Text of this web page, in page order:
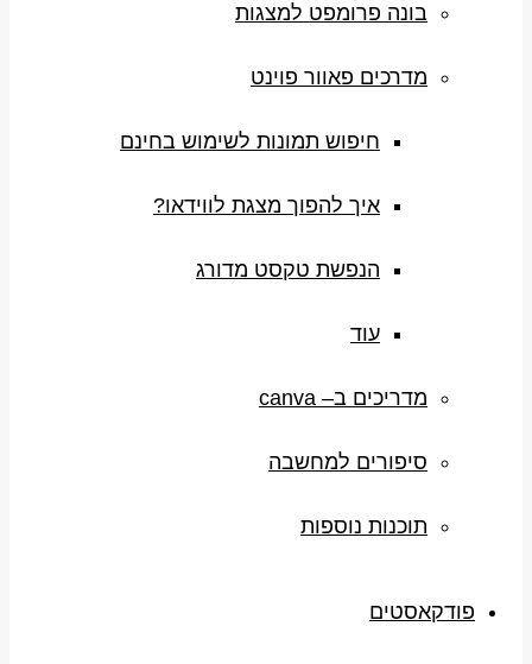
בונה פרומפט למצגות
מדרכים פאוור פוינט
חיפוש תמונות לשימוש בחינם
איך להפוך מצגת לווידאו?
הנפשת טקסט מדורג
עוד
מדריכים ב– canva
סיפורים למחשבה
תוכנות נוספות
פודקאסטים